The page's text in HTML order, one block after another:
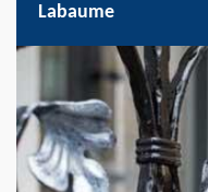
Labaume